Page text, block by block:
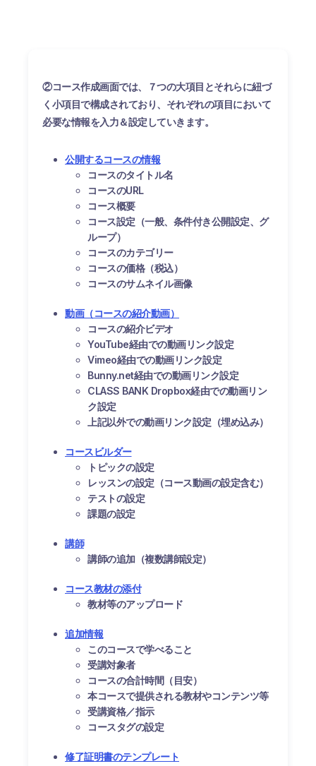
②コース作成画面では、７つの大項目とそれらに紐づ
く小項目で構成されており、 それぞれの項目において
必要な情報を入力＆設定していきます。
公開するコースの情報
コースのタイトル名
コースのURL
コース概要
コース設定（一般、条件付き公開設定、グ
ループ）
コースのカテゴリー
コースの価格（税込）
コースのサムネイル画像
動画（コースの紹介動画）
コースの紹介ビデオ
YouTube経由での動画リンク設定
Vimeo経由での動画リンク設定
Bunny.net経由での動画リンク設定
CLASS BANK Dropbox経由での動画リン
ク設定
上記以外での動画リンク設定（埋め込み）
コースビルダー
トピックの設定
レッスンの設定（コース動画の設定含む）
テストの設定
課題の設定
講師
講師の追加（複数講師設定）
コース教材の添付
教材等のアップロード
追加情報
このコースで学べること
受講対象者
コースの合計時間（目安）
本コースで提供される教材やコンテンツ等
受講資格／指示
コースタグの設定
修了証明書のテンプレート